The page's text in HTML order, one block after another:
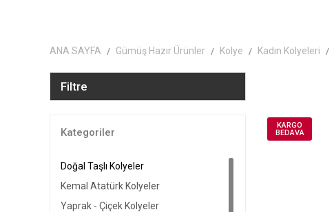
ANA SAYFA Gümüş Hazır Ürünler Kolye Kadın Kolyeleri
Filtre
Kategoriler
Doğal Taşlı Kolyeler
Kemal Atatürk Kolyeler
Yaprak - Çiçek Kolyeler
KARGO
BEDAVA